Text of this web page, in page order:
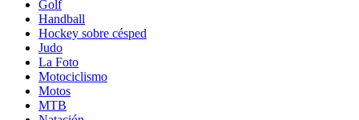
Golf
Handball
Hockey sobre césped
Judo
La Foto
Motociclismo
Motos
MTB